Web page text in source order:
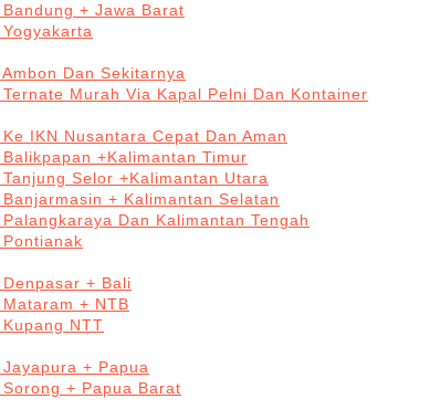
+ Jawa Barat
Dan Sekitarnya
Murah Via Kapal Pelni Dan Kontainer
IKN Nusantara Cepat Dan Aman
+Kalimantan Timur
Selor +Kalimantan Utara
+ Kalimantan Selatan
Dan Kalimantan Tengah
+ Bali
+ NTB
NTT
+ Papua
+ Papua Barat